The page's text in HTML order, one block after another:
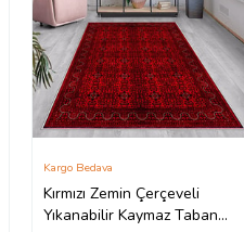
Kırmızı Zemin Çerçeveli
Yıkanabilir Kaymaz Taban
Kargo Bedava